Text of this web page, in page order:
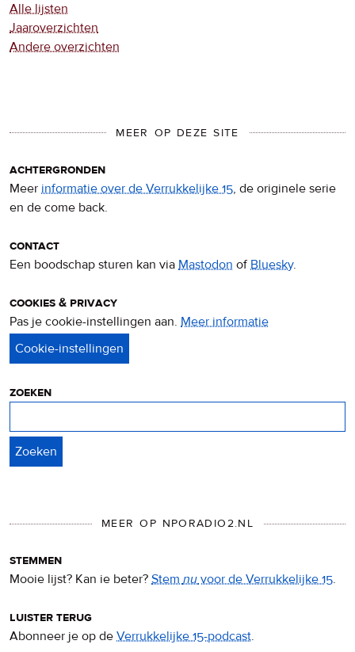
Alle lijsten
Jaaroverzichten
Andere overzichten
MEER OP DEZE SITE
achtergronden
Meer informatie over de Verrukkelijke 15, de originele serie
en de come back.
contact
Een boodschap sturen kan via Mastodon of Bluesky.
cookies & privacy
Pas je cookie-instellingen aan. Meer informatie
zoeken
MEER OP NPORADIO2.NL
stemmen
Mooie lijst? Kan ie beter? Stem nu voor de Verrukkelijke 15.
luister terug
Abonneer je op de Verrukkelijke 15-podcast.